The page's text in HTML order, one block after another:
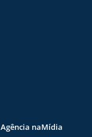
Agência naMídia